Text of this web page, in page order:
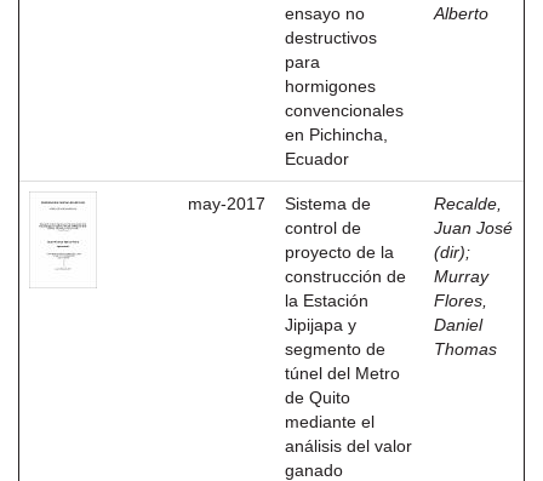
ensayo no
destructivos
para
hormigones
convencionales
en Pichincha,
Ecuador
Alberto
may-2017
Sistema de
control de
proyecto de la
construcción de
la Estación
Jipijapa y
segmento de
túnel del Metro
de Quito
mediante el
análisis del valor
ganado
Recalde,
Juan José
(dir);
Murray
Flores,
Daniel
Thomas